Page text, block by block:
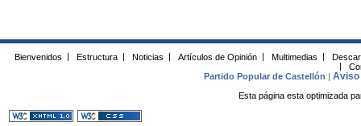
Bienvenidos Estructura Noticias Artículos de Opinión Multimedias
Partido Popular de Castellón
|Aviso
Esta página esta optimizada